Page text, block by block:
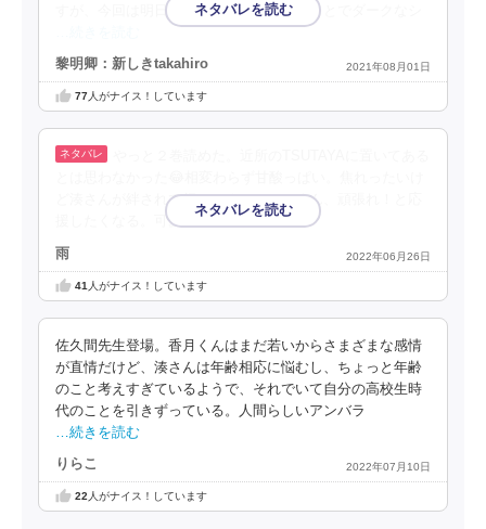
すが、今回は明日香が登場し絡んでくることでダークなシ
黎明卿：新しきtakahiro 2021年08月01日
77人がナイス！しています
ど湊さんが絆されて行ってるのでシンくん、頑張れ！と応
援したくなる。可愛い二人です。
雨 2022年06月26日
41 人がナイス！しています
佐久間先生登場。香月くんはまだ若いからさまざまな感情
が直情だけど、湊さんは年齢相応に悩むし、ちょっと年齢
のこと考えすぎているようで、それでいて自分の高校生時
代のことを引きずっている。人間らしいアンバラ
…続きを読む
りらこ 2022年07月10日
22人がナイス！しています